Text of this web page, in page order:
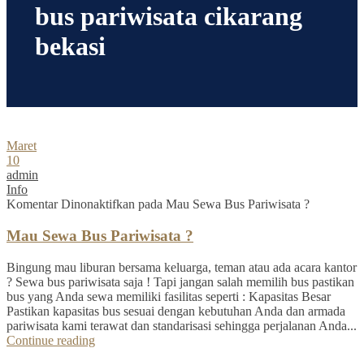
bus pariwisata cikarang
bekasi
Maret
10
admin
Info
Komentar Dinonaktifkan pada Mau Sewa Bus Pariwisata ?
Mau Sewa Bus Pariwisata ?
Bingung mau liburan bersama keluarga, teman atau ada acara kantor
? Sewa bus pariwisata saja ! Tapi jangan salah memilih bus pastikan
bus yang Anda sewa memiliki fasilitas seperti : Kapasitas Besar
Pastikan kapasitas bus sesuai dengan kebutuhan Anda dan armada
pariwisata kami terawat dan standarisasi sehingga perjalanan Anda...
Continue reading